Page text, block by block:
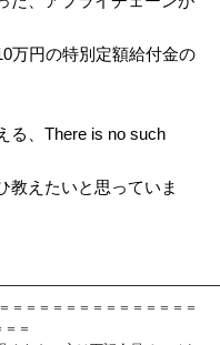
万円の特別定額給付金の
る、There is no such
教えたいと思っていま
━━━━
＝ ＝＝＝＝＝＝＝＝＝＝＝＝＝
＝